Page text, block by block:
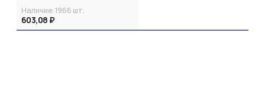
Наличие:1966 шт.
603,08 ₽